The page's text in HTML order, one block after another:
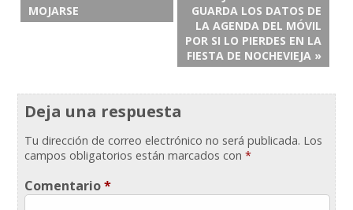
MOJARSE
GUARDA LOS DATOS DE
LA AGENDA DEL MÓVIL
POR SI LO PIERDES EN LA
FIESTA DE NOCHEVIEJA »
Deja una respuesta
Tu dirección de correo electrónico no será publicada. Los
campos obligatorios están marcados con*
Comentario*